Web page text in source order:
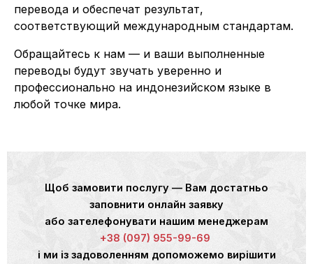
перевода и обеспечат результат,
соответствующий международным стандартам.
Обращайтесь к нам — и ваши выполненные
переводы будут звучать уверенно и
профессионально на индонезийском языке в
любой точке мира.
Щоб замовити послугу — Вам достатньо
заповнити онлайн заявку
або зателефонувати нашим менеджерам
+38 (097) 955-99-69
і ми із задоволенням допоможемо вирішити